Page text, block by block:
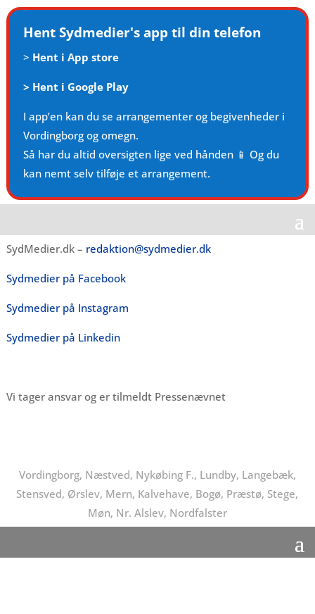
Hent Sydmedier's app til din telefon
> Hent i App store
> Hent i Google Play
I app’en kan du se arrangementer og begivenheder i
Vordingborg og omegn.
Så har du altid oversigten lige ved hånden 📱 Og du
kan nemt selv tilføje et arrangement.
SydMedier.dk – redaktion@sydmedier.dk
Sydmedier på Facebook
Sydmedier på Instagram
Sydmedier på Linkedin
Vi tager ansvar og er tilmeldt Pressenævnet
Vordingborg, Næstved, Nykøbing F., Lundby, Langebæk,
Stensved, Ørslev, Mern, Kalvehave, Bogø, Præstø, Stege,
Møn, Nr. Alslev, Nordfalster